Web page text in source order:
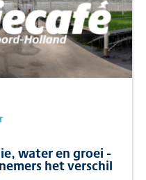
water en groei -
het verschil